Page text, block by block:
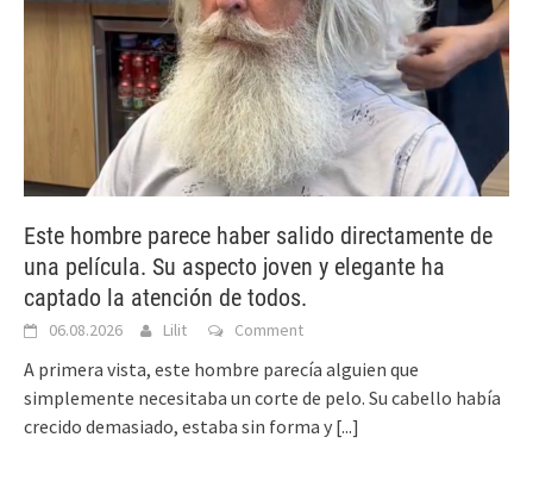
Este hombre parece haber salido directamente de
una película. Su aspecto joven y elegante ha
captado la atención de todos.
06.08.2026 Lilit Comment
A primera vista, este hombre parecía alguien que
simplemente necesitaba un corte de pelo. Su cabello había
crecido demasiado, estaba sin forma y [...]